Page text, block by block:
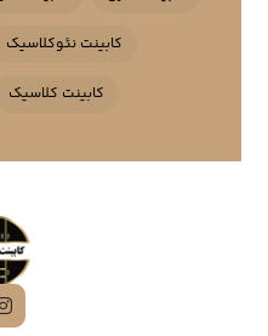
کابینت نئوکلاسیک
کابینت کلاسیک